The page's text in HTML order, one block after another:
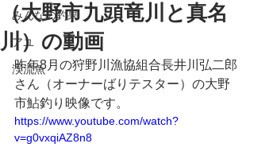
みんなの釣果
アユ
渓流魚
（大野市九頭竜川と真名
川）の動画
昨年8月の狩野川漁協組合長井川弘二郎
さん（オーナーばりテスター）の大野
市鮎釣り映像です。
https://www.youtube.com/watch?
v=g0vxqiAZ8n8